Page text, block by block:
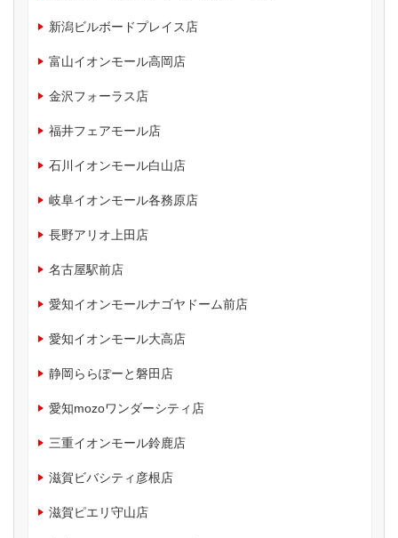
新潟ビルボードプレイス店
富山イオンモール高岡店
金沢フォーラス店
福井フェアモール店
石川イオンモール白山店
岐阜イオンモール各務原店
長野アリオ上田店
名古屋駅前店
愛知イオンモールナゴヤドーム前店
愛知イオンモール大高店
静岡ららぽーと磐田店
愛知mozoワンダーシティ店
三重イオンモール鈴鹿店
滋賀ビバシティ彦根店
滋賀ピエリ守山店